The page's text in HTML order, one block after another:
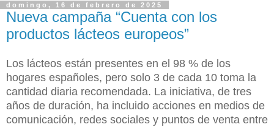
domingo, 16 de febrero de 2025
Nueva campaña “Cuenta con los
productos lácteos europeos”
Los lácteos están presentes en el 98 % de los
hogares españoles, pero solo 3 de cada 10 toma la
cantidad diaria recomendada. La iniciativa, de tres
años de duración, ha incluido acciones en medios de
comunicación, redes sociales y puntos de venta entre